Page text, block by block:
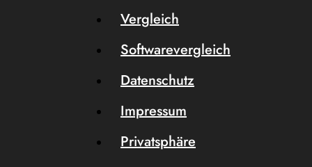
Vergleich
Softwarevergleich
Datenschutz
Impressum
Privatsphäre